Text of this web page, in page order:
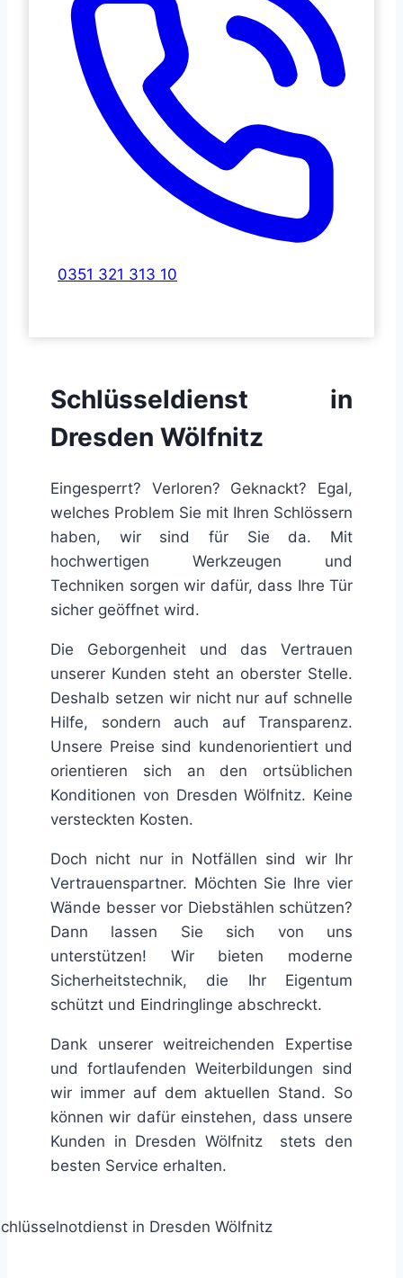
0351 321 313 10
Schlüsseldienst in
Dresden Wölfnitz
Eingesperrt? Verloren? Geknackt? Egal,
welches Problem Sie mit Ihren Schlössern
haben, wir sind für Sie da. Mit
hochwertigen Werkzeugen und
Techniken sorgen wir dafür, dass Ihre Tür
sicher geöffnet wird.
Die Geborgenheit und das Vertrauen
unserer Kunden steht an oberster Stelle.
Deshalb setzen wir nicht nur auf schnelle
Hilfe, sondern auch auf Transparenz.
Unsere Preise sind kundenorientiert und
orientieren sich an den ortsüblichen
Konditionen von Dresden Wölfnitz. Keine
versteckten Kosten.
Doch nicht nur in Notfällen sind wir Ihr
Vertrauenspartner. Möchten Sie Ihre vier
Wände besser vor Diebstählen schützen?
Dann lassen Sie sich von uns
unterstützen! Wir bieten moderne
Sicherheitstechnik, die Ihr Eigentum
schützt und Eindringlinge abschreckt.
Dank unserer weitreichenden Expertise
und fortlaufenden Weiterbildungen sind
wir immer auf dem aktuellen Stand. So
können wir dafür einstehen, dass unsere
Kunden in Dresden Wölfnitz stets den
besten Service erhalten.